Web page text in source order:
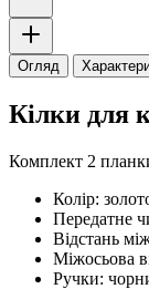
Огляд
Кілки для
Комплект 2
Колір:
Передатне
Відстань
Міжосьова
Ручки: